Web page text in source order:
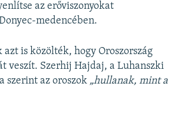
az erőviszonyokat
medencében.
is közölték, hogy Oroszország
veszít. Szerhij Hajdaj, a Luhanszki
szerint az oroszok „hullanak, mint a